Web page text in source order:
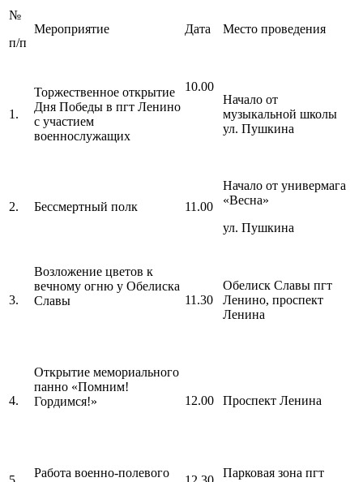
№
п/п
Мероприятие Дата Место проведения
1.
Торжественное открытие
Дня Победы в пгт Ленино
с участием
военнослужащих
10.00
Начало от
музыкальной школы
ул. Пушкина
2. Бессмертный полк 11.00
Начало от универмага
«Весна»
ул. Пушкина
3.
Возложение цветов к
вечному огню у Обелиска
Славы
11.30
Обелиск Славы пгт
Ленино, проспект
Ленина
4.
Открытие мемориального
панно «Помним!
Гордимся!»
12.00 Проспект Ленина
Работа военно-полевого
Парковая зона пгт